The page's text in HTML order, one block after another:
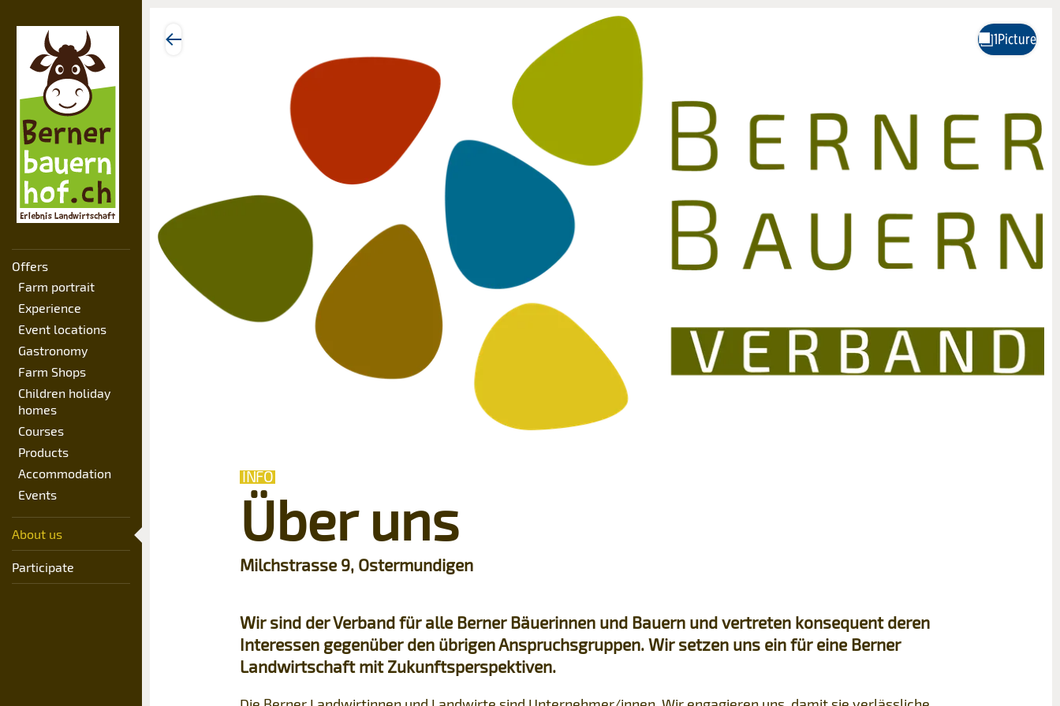
Offers
Farm portrait
Experience
Event locations
Gastronomy
Farm Shops
Children holiday
homes
Courses
Products
Accommodation
Events
About us
Participate
INFO
Über uns
Milchstrasse 9, Ostermundigen
Wir sind der Verband für alle Berner Bäuerinnen und Bauern und vertreten konsequent deren
Interessen gegenüber den übrigen Anspruchsgruppen. Wir setzen uns ein für eine Berner
Landwirtschaft mit Zukunftsperspektiven.